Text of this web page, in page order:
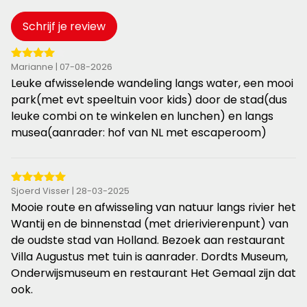
Schrijf je review
4
van
de
5
sterren
Marianne | 07-08-2026
Leuke afwisselende wandeling langs water, een mooi
park(met evt speeltuin voor kids) door de stad(dus
leuke combi on te winkelen en lunchen) en langs
musea(aanrader: hof van NL met escaperoom)
5
van
de
5
sterren
Sjoerd Visser | 28-03-2025
Mooie route en afwisseling van natuur langs rivier het
Wantij en de binnenstad (met drierivierenpunt) van
de oudste stad van Holland. Bezoek aan restaurant
Villa Augustus met tuin is aanrader. Dordts Museum,
Onderwijsmuseum en restaurant Het Gemaal zijn dat
ook.